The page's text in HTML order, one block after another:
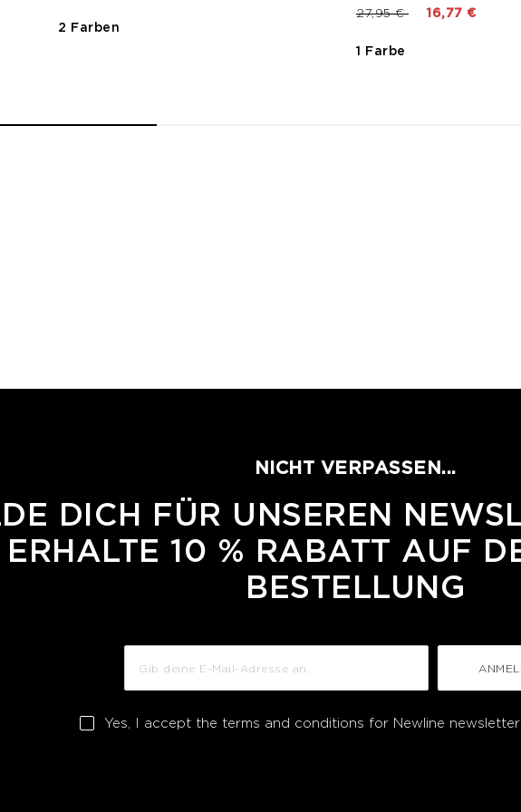
2 Farben
Preis reduziert von
27,95 €bis 16,77 €
1 Farbe
NICHT VERPASSEN...
DICH FÜR UNSEREN
ERHALTE 10 % RABATT AUF
BESTELLUNG
Yes, I accept the terms and conditions for Newline